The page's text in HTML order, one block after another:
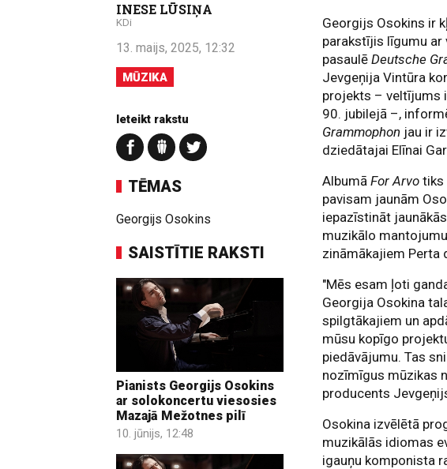
INESE LŪSIŅA
KDi
13. maijs, 2025, 12:32
MŪZIKA
Ieteikt rakstu
TĒMAS
Georgijs Osokins
SAISTĪTIE RAKSTI
Pianists Georgijs Osokins
ar solokoncertu viesosies
Mazajā Mežotnes pilī
10. jūnijs, 12:48
Georgijs Osokins ir
parakstījis līgumu ar
pasaulēDeutsche
Jevgeņija Vintūra
projekts – veltījums
90. jubilejā –,
Grammophon jau ir
dziedātajai Elīnai
AlbumāFor Arvo tiks
pavisam jaunām
iepazīstināt
muzikālo
zināmākajiem Perta
"Mēs esam ļoti
Georgija Osokina
spilgtākajiem un
mūsu kopīgo
piedāvājumu. Tas
nozīmīgus mūzikas
producents
Osokina izvēlētā
muzikālās idiomas
igauņu komponista